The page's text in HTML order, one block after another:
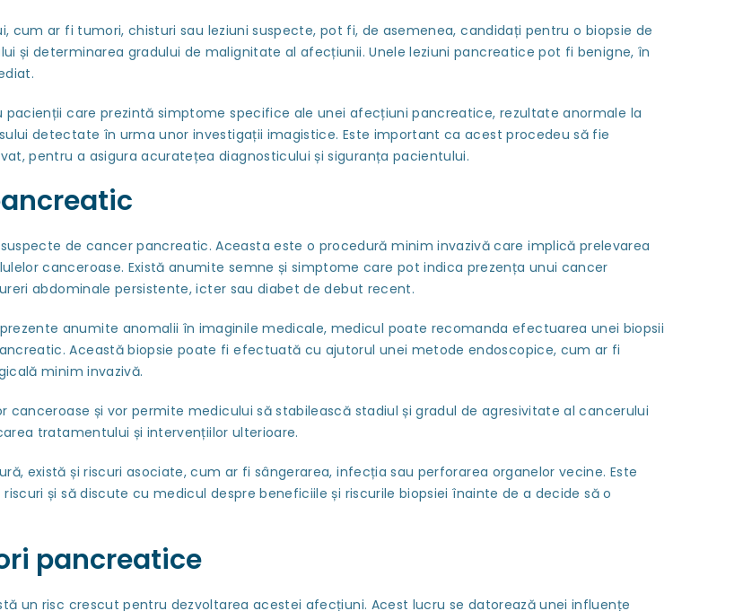
cum ar fi tumori, chisturi sau leziuni suspecte, pot fi, de asemenea, candidați pentru o biopsie de
și determinarea gradului de malignitate al afecțiunii. Unele leziuni pancreatice pot fi benigne, în
care prezintă simptome specifice ale unei afecțiuni pancreatice, rezultate anormale la
detectate în urma unor investigații imagistice. Este important ca acest procedeu să fie
pentru a asigura acuratețea diagnosticului și siguranța pacientului.
de cancer pancreatic. Aceasta este o procedură minim invazivă care implică prelevarea
canceroase. Există anumite semne și simptome care pot indica prezența unui cancer
abdominale persistente, icter sau diabet de debut recent.
anumite anomalii în imaginile medicale, medicul poate recomanda efectuarea unei biopsii
Această biopsie poate fi efectuată cu ajutorul unei metode endoscopice, cum ar fi
minim invazivă.
canceroase și vor permite medicului să stabilească stadiul și gradul de agresivitate al cancerului
tratamentului și intervențiilor ulterioare.
există și riscuri asociate, cum ar fi sângerarea, infecția sau perforarea organelor vecine. Este
și să discute cu medicul despre beneficiile și riscurile biopsiei înainte de a decide să o
pancreatice
un risc crescut pentru dezvoltarea acestei afecțiuni. Acest lucru se datorează unei influențe